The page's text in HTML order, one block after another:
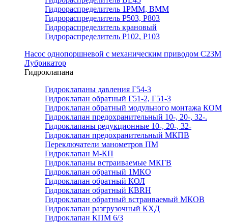
Гидрораспределитель 1РММ, ВММ
Гидрораспределитель Р503, Р803
Гидрораспределитель крановый
Гидрораспределитель Р102, Р103
Насос однопоршневой с механическим приводом С23М
Лубрикатор
Гидроклапана
Гидроклапаны давления Г54-3
Гидроклапан обратный Г51-2, Г51-3
Гидроклапан обратный модульного монтажа КОМ
Гидроклапан предохранительный 10-, 20-, 32-.
Гидроклапаны редукционные 10-, 20-, 32-
Гидроклапан предохранительный МКПВ
Переключатели манометров ПМ
Гидроклапан М-КП
Гидроклапаны встраиваемые МКГВ
Гидроклапан обратный 1МКО
Гидроклапан обратный КОЛ
Гидроклапан обратный КВRН
Гидроклапан обратный встраиваемый МКОВ
Гидроклапан разгрузочный КХД
Гидроклапан КПМ 6/3